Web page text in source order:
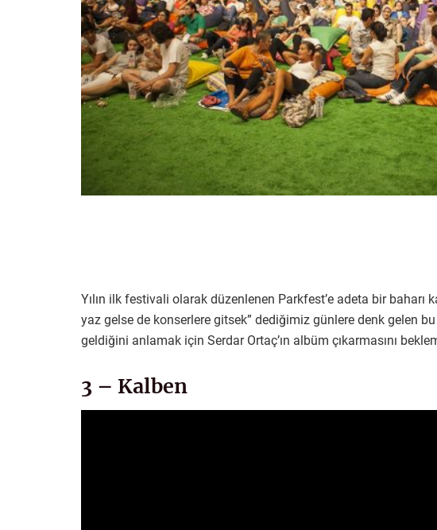
Yılın ilk festivali olarak düzenlenen Parkfest’e adeta bir baharı
yaz gelse de konserlere gitsek” dediğimiz günlere denk gelen
geldiğini anlamak için Serdar Ortaç’ın albüm çıkarmasını
3 – Kalben